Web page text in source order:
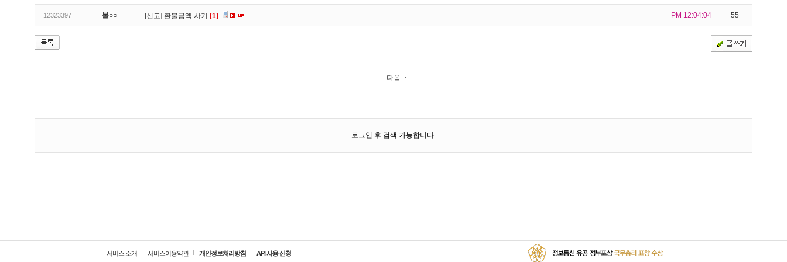
12323397 불○○ [신고] 환불금액 사기 [1] PM 12:04:04 55
다음
로그인 후 검색 가능합니다.
서비스 소개 서비스이용약관 개인정보처리방침 API 사용 신청